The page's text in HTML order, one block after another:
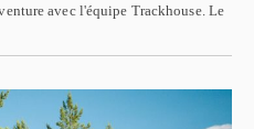
avec l'équipe Trackhouse. Le